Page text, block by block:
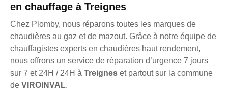
en chauffage à Treignes
Chez Plomby, nous réparons toutes les marques de
chaudières au gaz et de mazout. Grâce à notre équipe de
chauffagistes experts en chaudières haut rendement,
nous offrons un service de réparation d’urgence 7 jours
sur 7 et 24H / 24H à Treignes et partout sur la commune
de VIROINVAL.